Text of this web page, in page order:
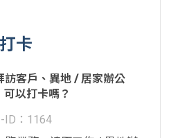
打卡
訪客戶、異地 / 居家辦公
可以打卡嗎？
ID：1164